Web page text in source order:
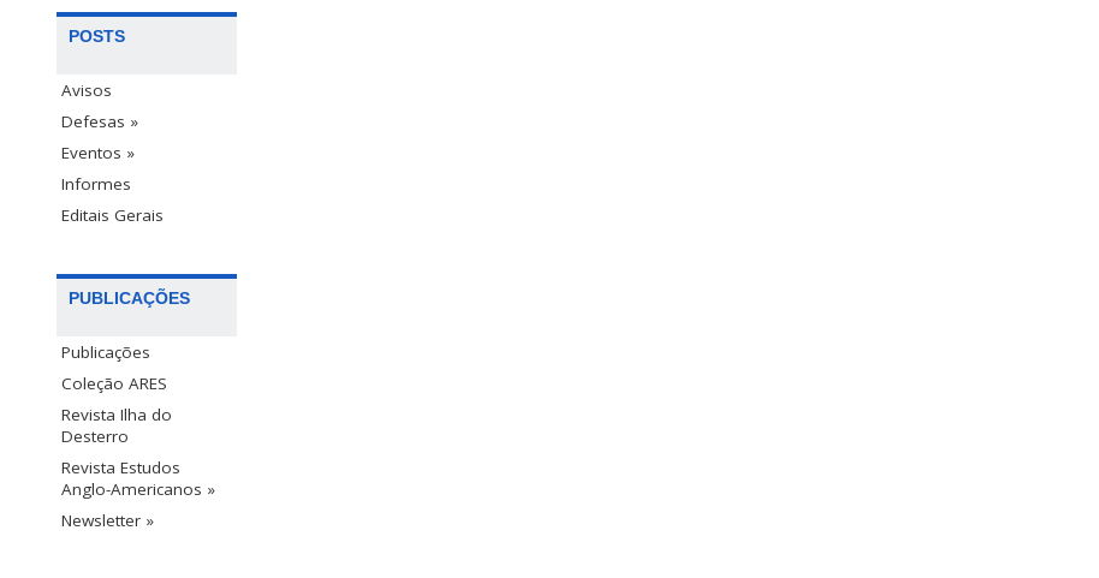
POSTS
Avisos
Defesas »
Eventos »
Informes
Editais Gerais
PUBLICAÇÕES
Publicações
Coleção ARES
Revista Ilha do
Desterro
Revista Estudos
Anglo-Americanos »
Newsletter »